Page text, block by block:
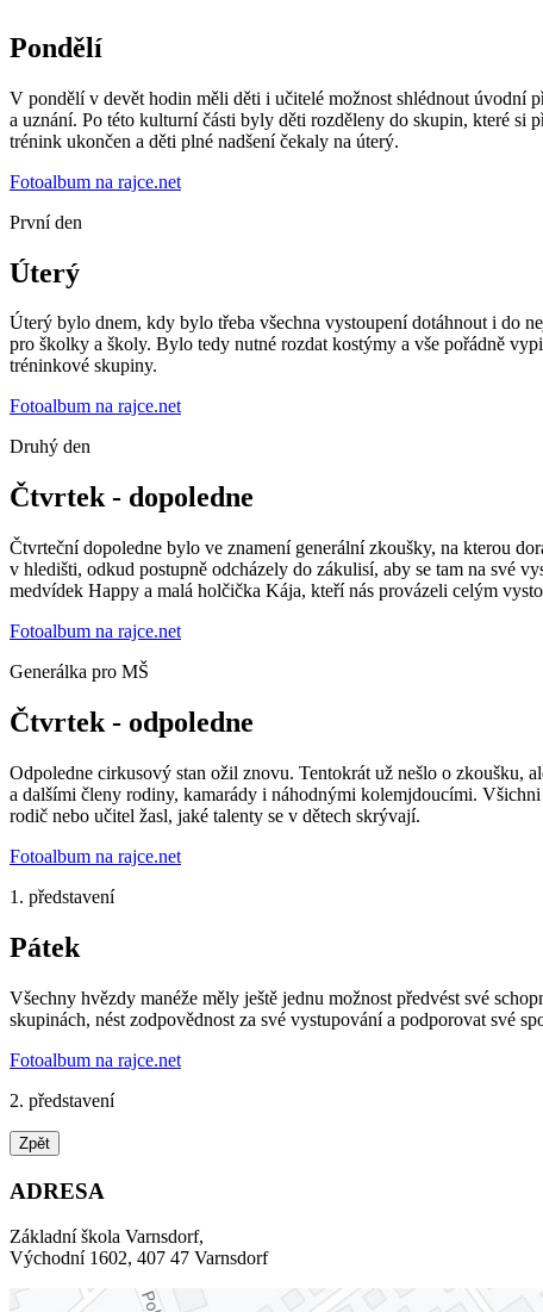
Pondělí
V pondělí v devět hodin měli děti i učitelé možnost shlédnout úvodní
a uznání. Po této kulturní části byly děti rozděleny do skupin, které si
trénink ukončen a děti plné nadšení čekaly na úterý.
Fotoalbum na rajce.net
První den
Úterý
Úterý bylo dnem, kdy bylo třeba všechna vystoupení dotáhnout i do
pro školky a školy. Bylo tedy nutné rozdat kostýmy a vše pořádně
tréninkové skupiny.
Fotoalbum na rajce.net
Druhý den
Čtvrtek - dopoledne
Čtvrteční dopoledne bylo ve znamení generální zkoušky, na kterou
v hledišti, odkud postupně odcházely do zákulisí, aby se tam na své
medvídek Happy a malá holčička Kája, kteří nás provázeli celým
Fotoalbum na rajce.net
Generálka pro MŠ
Čtvrtek - odpoledne
Odpoledne cirkusový stan ožil znovu. Tentokrát už nešlo o zkoušku,
a dalšími členy rodiny, kamarády i náhodnými kolemjdoucími.
rodič nebo učitel žasl, jaké talenty se v dětech skrývají.
Fotoalbum na rajce.net
1. představení
Pátek
Všechny hvězdy manéže měly ještě jednu možnost předvést své
skupinách, nést zodpovědnost za své vystupování a podporovat své
Fotoalbum na rajce.net
2. představení
Zpět
ADRESA
Základní škola Varnsdorf,
Východní 1602, 407 47 Varnsdorf